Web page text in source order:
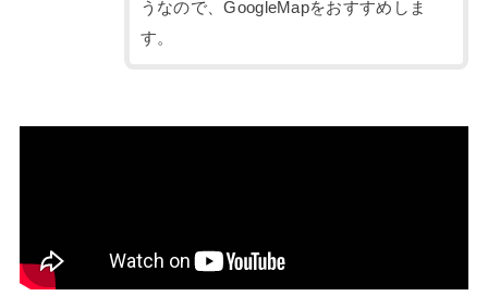
うなので、GoogleMapをおすすめしま
す。